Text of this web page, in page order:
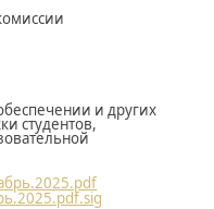
и других
студентов,